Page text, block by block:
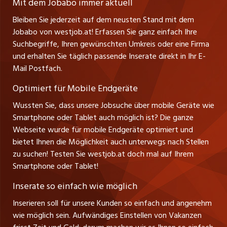
Führungspositionen
Management / Kader-Jobs
jobbern.ch
jobbasel.ch
zentraljob.ch
myjob.ch
schaffu.ch (VS)
ajourjob.ch
russmedia.com
vol.at
Stefan Spötl
Tel. +43 664 39 47 47 7
Leiter westjob.at
Andrea Graf
Tel. +43 664 20 30 02 1
Verkauf und Beratung
Bleiben Sie jederzeit auf dem neusten Stand mit dem
Jobabo von westjob.at! Erfassen Sie ganz einfach Ihre
Suchbegriffe, Ihren gewünschten Umkreis oder eine Firma
und erhalten Sie täglich passende Inserate direkt in Ihr E-
Mail Postfach.
Optimiert für Mobile Endgeräte
Wussten Sie, dass unsere Jobsuche über mobile Geräte wie
Smartphone oder Tablet auch möglich ist? Die ganze
Webseite wurde für mobile Endgeräte optimiert und
bietet Ihnen die Möglichkeit auch unterwegs nach Stellen
zu suchen! Testen Sie westjob.at doch mal auf Ihrem
Smartphone oder Tablet!
Inserate so einfach wie möglich
Inserieren soll für unsere Kunden so einfach und angenehm
wie möglich sein. Aufwändiges Einstellen von Vakanzen